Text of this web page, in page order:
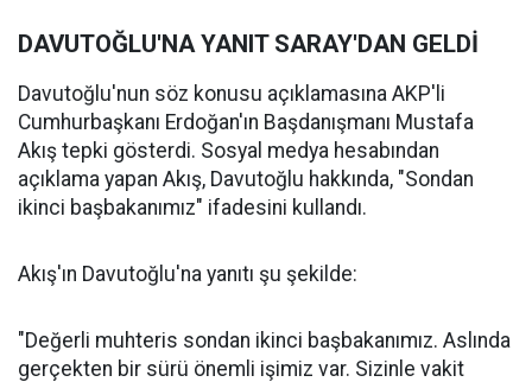
DAVUTOĞLU'NA YANIT SARAY'DAN GELDİ
Davutoğlu'nun söz konusu açıklamasına AKP'li
Cumhurbaşkanı Erdoğan'ın Başdanışmanı Mustafa
Akış tepki gösterdi. Sosyal medya hesabından
açıklama yapan Akış, Davutoğlu hakkında, "Sondan
ikinci başbakanımız" ifadesini kullandı.
Akış'ın Davutoğlu'na yanıtı şu şekilde:
"Değerli muhteris sondan ikinci başbakanımız. Aslında
gerçekten bir sürü önemli işimiz var. Sizinle vakit